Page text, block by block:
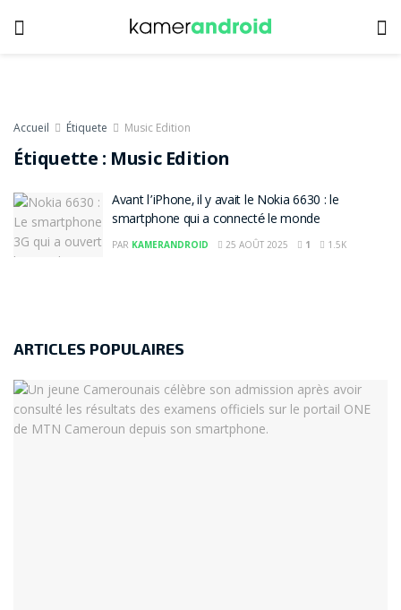
Accueil Étiquete Music Edition
Étiquette : Music Edition
Avant l’iPhone, il y avait le Nokia 6630 : le
smartphone qui a connecté le monde
PAR KAMERANDROID 25 AOÛT 2025 1 1.5K
ARTICLES POPULAIRES